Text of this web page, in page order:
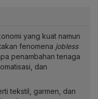
yang kuat namun
fenomena jobless
penambahan tenaga
dan
tekstil, garmen, dan